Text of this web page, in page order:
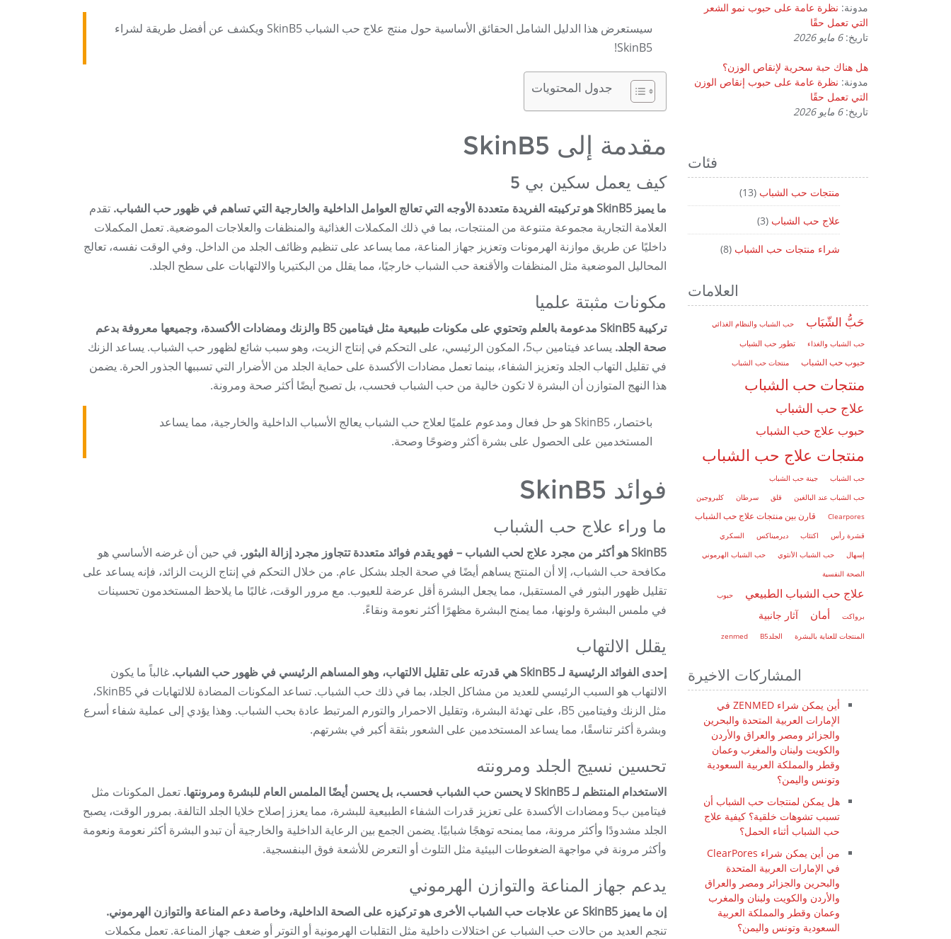
سيستعرض هذا الدليل الشامل الحقائق الأساسية حول منتج علاج حب الشباب SkinB5 ويكشف عن أفضل طريقة لشراء
SkinB5!
جدول المحتويات
مقدمة إلى SkinB5
كيف يعمل سكين بي 5
ما يميز SkinB5 هو تركيبته الفريدة متعددة الأوجه التي تعالج العوامل الداخلية والخارجية التي تساهم في ظهور حب الشباب.
تقدم
العلامة التجارية مجموعة متنوعة من المنتجات، بما في ذلك المكملات الغذائية والمنظفات والعلاجات الموضعية. تعمل المكملات
داخليًا عن طريق موازنة الهرمونات وتعزيز جهاز المناعة، مما يساعد على تنظيم وظائف الجلد من الداخل. وفي الوقت نفسه، تعالج
المحاليل الموضعية مثل المنظفات والأقنعة حب الشباب خارجيًا، مما يقلل من البكتيريا والالتهابات على سطح الجلد.
مكونات مثبتة علميا
تركيبة SkinB5 مدعومة بالعلم وتحتوي على مكونات طبيعية مثل فيتامين B5 والزنك ومضادات الأكسدة، وجميعها معروفة بدعم
صحة الجلد.
يساعد فيتامين ب5، المكون الرئيسي، على التحكم في إنتاج الزيت، وهو سبب شائع لظهور حب الشباب. يساعد الزنك
في تقليل التهاب الجلد وتعزيز الشفاء، بينما تعمل مضادات الأكسدة على حماية الجلد من الأضرار التي تسببها الجذور الحرة. يضمن
هذا النهج المتوازن أن البشرة لا تكون خالية من حب الشباب فحسب، بل تصبح أيضًا أكثر صحة ومرونة.
باختصار، SkinB5 هو حل فعال ومدعوم علميًا لعلاج حب الشباب يعالج الأسباب الداخلية والخارجية، مما يساعد
المستخدمين على الحصول على بشرة أكثر وضوحًا وصحة.
فوائد SkinB5
ما وراء علاج حب الشباب
SkinB5 هو أكثر من مجرد علاج لحب الشباب – فهو يقدم فوائد متعددة تتجاوز مجرد إزالة البثور.
في حين أن غرضه الأساسي هو
مكافحة حب الشباب، إلا أن المنتج يساهم أيضًا في صحة الجلد بشكل عام. من خلال التحكم في إنتاج الزيت الزائد، فإنه يساعد على
تقليل ظهور البثور في المستقبل، مما يجعل البشرة أقل عرضة للعيوب. مع مرور الوقت، غالبًا ما يلاحظ المستخدمون تحسينات
في ملمس البشرة ولونها، مما يمنح البشرة مظهرًا أكثر نعومة ونقاءً.
يقلل الالتهاب
إحدى الفوائد الرئيسية لـ SkinB5 هي قدرته على تقليل الالتهاب، وهو المساهم الرئيسي في ظهور حب الشباب.
غالباً ما يكون
الالتهاب هو السبب الرئيسي للعديد من مشاكل الجلد، بما في ذلك حب الشباب. تساعد المكونات المضادة للالتهابات في SkinB5،
مثل الزنك وفيتامين B5، على تهدئة البشرة، وتقليل الاحمرار والتورم المرتبط عادة بحب الشباب. وهذا يؤدي إلى عملية شفاء أسرع
وبشرة أكثر تناسقًا، مما يساعد المستخدمين على الشعور بثقة أكبر في بشرتهم.
تحسين نسيج الجلد ومرونته
الاستخدام المنتظم لـ SkinB5 لا يحسن حب الشباب فحسب، بل يحسن أيضًا الملمس العام للبشرة ومرونتها.
تعمل المكونات مثل
فيتامين ب5 ومضادات الأكسدة على تعزيز قدرات الشفاء الطبيعية للبشرة، مما يعزز إصلاح خلايا الجلد التالفة. بمرور الوقت، يصبح
الجلد مشدودًا وأكثر مرونة، مما يمنحه توهجًا شبابيًا. يضمن الجمع بين الرعاية الداخلية والخارجية أن تبدو البشرة أكثر نعومة ونعومة
وأكثر مرونة في مواجهة الضغوطات البيئية مثل التلوث أو التعرض للأشعة فوق البنفسجية.
يدعم جهاز المناعة والتوازن الهرموني
إن ما يميز SkinB5 عن علاجات حب الشباب الأخرى هو تركيزه على الصحة الداخلية، وخاصة دعم المناعة والتوازن الهرموني.
تنجم العديد من حالات حب الشباب عن اختلالات داخلية مثل التقلبات الهرمونية أو التوتر أو ضعف جهاز المناعة. تعمل مكملات
مدونة: نظرة عامة على حبوب نمو الشعر
التي تعمل حقًا
تاريخ:6 مايو 2026
هل هناك حبة سحرية لإنقاص الوزن؟
مدونة: نظرة عامة على حبوب إنقاص الوزن
التي تعمل حقًا
تاريخ:6 مايو 2026
فئات
منتجات حب الشباب (13)
علاج حب الشباب (3)
شراء منتجات حب الشباب (8)
العلامات
حَبُّ الشّبَاب
حب الشباب والنظام الغذائي
حب الشباب والغذاء
تطور حب الشباب
حبوب حب الشباب منتجات حب الشباب
منتجات حب الشباب
علاج حب الشباب
حبوب علاج حب الشباب
منتجات علاج حب الشباب
حب الشباب
جينة حب الشباب
حب الشباب عند البالغين
قلق سرطان
كليروجين
Clearpores
قارن بين منتجات علاج حب الشباب
قشرة رأس اكتئاب ديرميناكس
السكري
إسهال
حب الشباب الأنثوي
حب الشباب الهرموني
الصحة النفسية
علاج حب الشباب الطبيعي حبوب
برواكت أمان آثار جانبية
المنتجات للعناية بالبشرة الجلدB5 zenmed
المشاركات الاخيرة
أين يمكن شراء ZENMED في
الإمارات العربية المتحدة والبحرين
والجزائر ومصر والعراق والأردن
والكويت ولبنان والمغرب وعمان
وقطر والمملكة العربية السعودية
وتونس واليمن؟
هل يمكن لمنتجات حب الشباب أن
تسبب تشوهات خلقية؟ كيفية علاج
حب الشباب أثناء الحمل؟
من أين يمكن شراء ClearPores
في الإمارات العربية المتحدة
والبحرين والجزائر ومصر والعراق
والأردن والكويت ولبنان والمغرب
وعمان وقطر والمملكة العربية
السعودية وتونس واليمن؟